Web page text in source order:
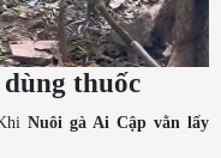
thuốc
Nuôi gà Ai Cập vằn lấy